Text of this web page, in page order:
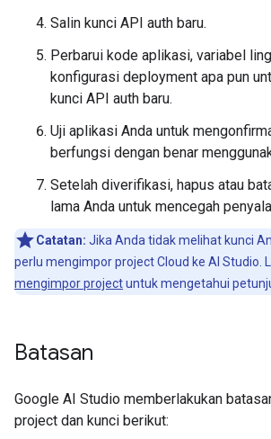
Salin kunci API auth baru.
Perbarui kode aplikasi, variabel
konfigurasi deployment apa pun
kunci API auth baru.
Uji aplikasi Anda untuk
berfungsi dengan benar
Setelah diverifikasi, hapus atau
lama Anda untuk mencegah
Catatan: Jika Anda tidak melihat kunci
perlu mengimpor project Cloud ke AI Studio.
mengimpor projectuntuk mengetahui
Batasan
Google AI Studio memberlakukan
project dan kunci berikut: